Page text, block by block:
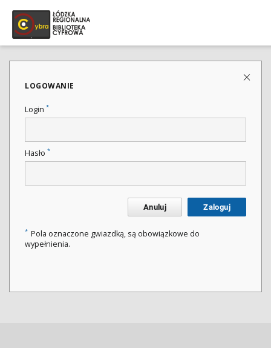
LOGOWANIE
Login *
Hasło *
Anuluj Zaloguj
* Pola oznaczone gwiazdką, są obowiązkowe do
wypełnienia.